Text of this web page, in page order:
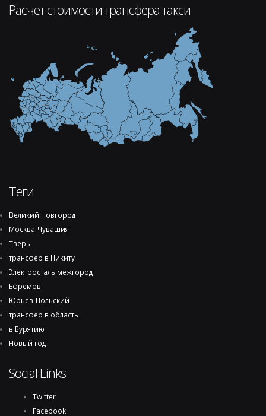
Расчет стоимости трансфера такси
Теги
Великий Новгород
Москва-Чувашия
Тверь
трансфер в Никиту
Электросталь межгород
Ефремов
Юрьев-Польский
трансфер в область
в Бурятию
Новый год
Social Links
Twitter
Facebook